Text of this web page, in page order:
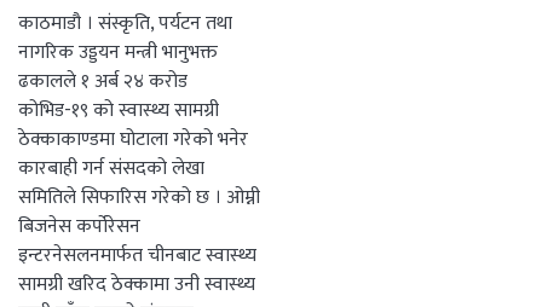
काठमाडौ । संस्कृति, पर्यटन तथा
नागरिक उड्डयन मन्त्री भानुभक्त
ढकालले १ अर्ब २४ करोड
कोभिड-१९ को स्वास्थ्य सामग्री
ठेक्काकाण्डमा घोटाला गरेको भनेर
कारबाही गर्न संसदको लेखा
समितिले सिफारिस गरेको छ । ओम्नी
बिजनेस कर्पोरेसन
इन्टरनेसलनमार्फत चीनबाट स्वास्थ्य
सामग्री खरिद ठेक्कामा उनी स्वास्थ्य